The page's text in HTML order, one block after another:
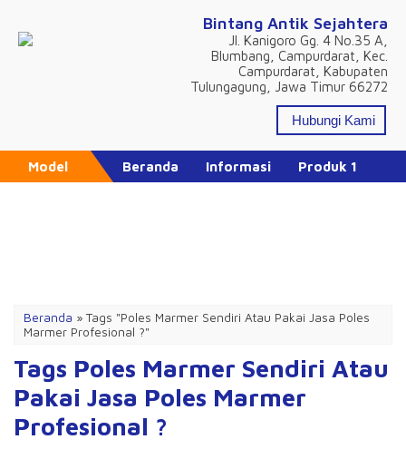
Bintang Antik Sejahtera
Jl. Kanigoro Gg. 4 No.35 A,
Blumbang, Campurdarat, Kec.
Campurdarat, Kabupaten
Tulungagung, Jawa Timur 66272
Hubungi Kami
Model Beranda Informasi Produk 1
Beranda »Tags "Poles Marmer Sendiri Atau Pakai Jasa Poles
Marmer Profesional ?"
Tags Poles Marmer Sendiri Atau
Pakai Jasa Poles Marmer
Profesional ?